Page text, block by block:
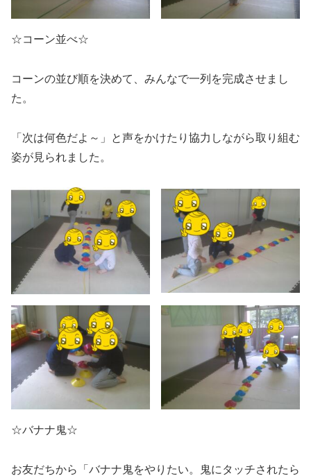
☆コーン並べ☆
コーンの並び順を決めて、みんなで一列を完成させまし
た。
「次は何色だよ～」と声をかけたり協力しながら取り組む
姿が見られました。
☆バナナ鬼☆
お友だちから「バナナ鬼をやりたい。鬼にタッチされたら